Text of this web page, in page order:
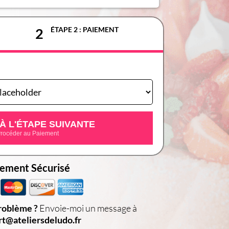
par mail
questions
monexpertise etmesmeilleurs
2 ÉTAPE 2 : PAIEMENT
L'ÉTAPE SUIVANTE
au Paiement
Sécurisé
?Envoie-moi un message à